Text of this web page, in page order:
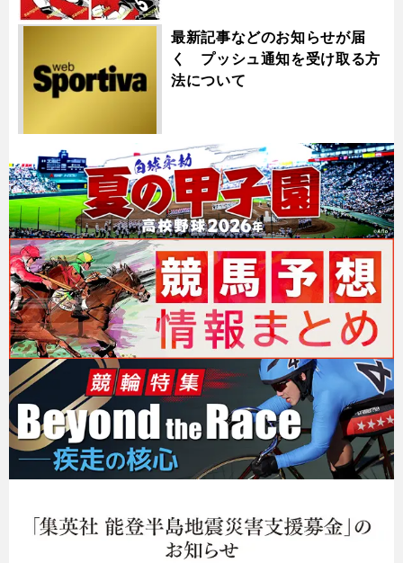
最新記事などのお知らせが届
く プッシュ通知を受け取る方
法について